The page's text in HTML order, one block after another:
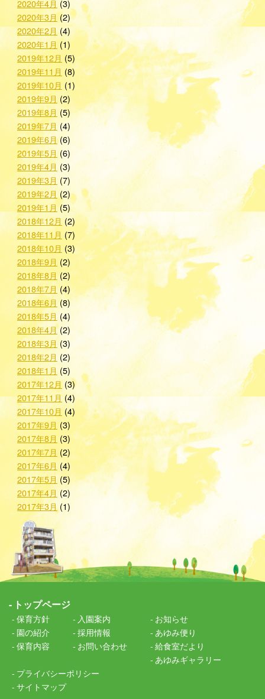
2020年4月 (3)
2020年3月 (2)
2020年2月(4)
2020年1月 (1)
2019年12月 (5)
2019年11月 (8)
2019年10月 (1)
2019年9月(2)
2019年8月 (5)
2019年7月(4)
2019年6月(6)
2019年5月(6)
2019年4月 (3)
2019年3月(7)
2019年2月(2)
2019年1月(5)
2018年12月(2)
2018年11月 (7)
2018年10月 (3)
2018年9月 (2)
2018年8月(2)
2018年7月(4)
2018年6月(8)
2018年5月 (4)
2018年4月(2)
2018年3月 (3)
2018年2月 (2)
2018年1月(5)
2017年12月(3)
2017年11月(4)
2017年10月(4)
2017年9月 (3)
2017年8月 (3)
2017年7月 (2)
2017年6月 (4)
2017年5月(5)
2017年4月(2)
2017年3月(1)
トップページ
保育方針
園の紹介
保育内容
入園案内
採用情報
お問い合わせ
お知らせ
あゆみ便り
給食室だより
あゆみギャラリー
プライバシーポリシー
サイトマップ